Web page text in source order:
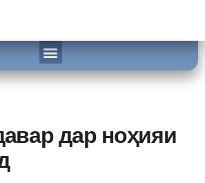
дар ноҳияи